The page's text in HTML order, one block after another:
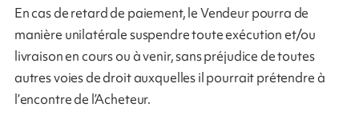
En cas de retard de paiement, le Vendeur pourra de
manière unilatérale suspendre toute exécution et/ou
livraison en cours ou à venir, sans préjudice de toutes
autres voies de droit auxquelles il pourrait prétendre à
l’encontre de l’Acheteur.